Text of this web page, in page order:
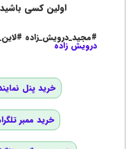
اولین کسی
#مجید_درویش_زاده
درویش زاده
خرید پنل
خرید ممبر